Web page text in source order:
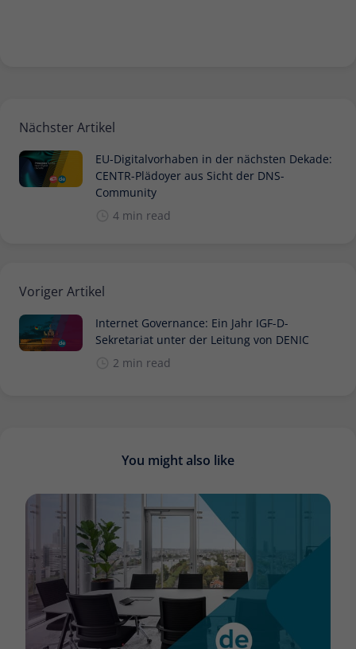
Nächster Artikel
EU-Digitalvorhaben in der nächsten Dekade:
CENTR-Plädoyer aus Sicht der DNS-
Community
4 min read
Voriger Artikel
Internet Governance: Ein Jahr IGF-D-
Sekretariat unter der Leitung von DENIC
2 min read
You might also like